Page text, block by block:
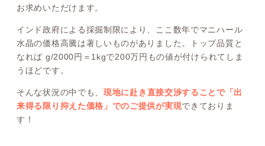
お求めいただけます。
インド政府による採掘制限により、ここ数年でマニハール
水晶の価格高騰は著しいものがありました。トップ品質と
なれば g/2000円＝1kgで200万円もの値が付けられてしま
うほどです。
そんな状況の中でも、 現地に赴き直接交渉することで「出
来得る限り抑えた価格」でのご提供が実現できておりま
す！